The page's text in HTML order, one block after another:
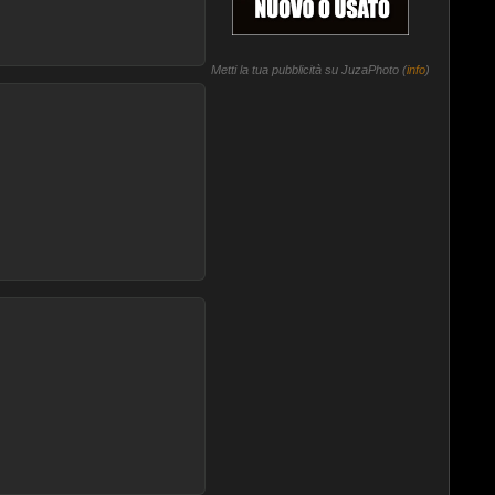
Metti la tua pubblicità su JuzaPhoto (info)